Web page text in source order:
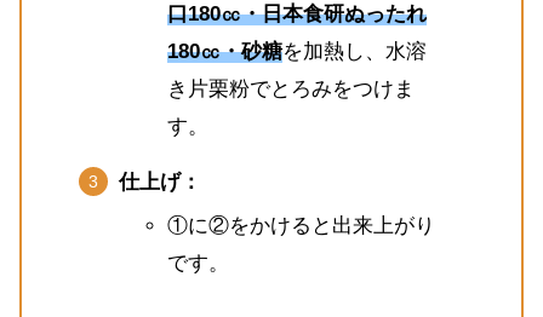
口180㏄・日本食研ぬったれ
180㏄・砂糖を加熱し、水溶
き片栗粉でとろみをつけま
す。
仕上げ：
①に②をかけると出来上がり
です。